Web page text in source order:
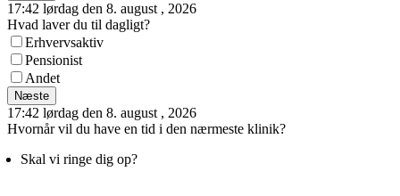
17:42 lørdag den 8. august , 2026
Hvad laver du til dagligt?
Erhvervsaktiv
Pensionist
Andet
Næste
17:42 lørdag den 8. august , 2026
Hvornår vil du have en tid i den nærmeste klinik?
Skal vi ringe dig op?